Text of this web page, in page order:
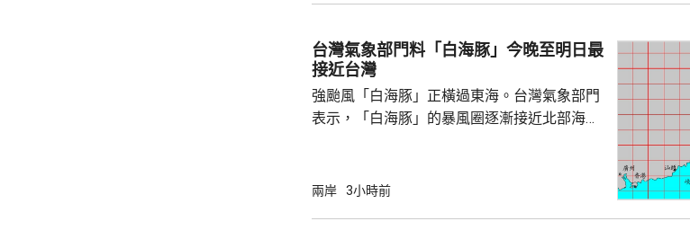
去年8月11日參與南海一線維權行動犧牲，被
追記一等功。25歲的程龍同日在海上維權行動
中不幸犧牲，同樣追記一等功。...
台灣氣象部門料「白海豚」今晚至明日最
接近台灣
強颱風「白海豚」正橫過東海。台灣氣象部門
表示，「白海豚」的暴風圈逐漸接近北部海
台灣，中部山區及北部預料有豪雨，新北市山
兩岸 3小時前